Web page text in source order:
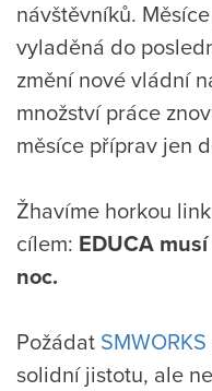
návštěvníků.
vyladěná do
změní nové vládní
množství práce
měsíce příprav jen
Žhavíme horkou
cílem: EDUCA
noc.
Požádat SMWORKS
solidní jistotu, ale